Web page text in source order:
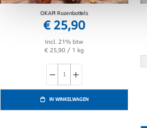
OKAPI Rozenbottels
€ 25,90
Incl. 21% btw
€ 25,90 / 1 kg
IN WINKELWAGEN